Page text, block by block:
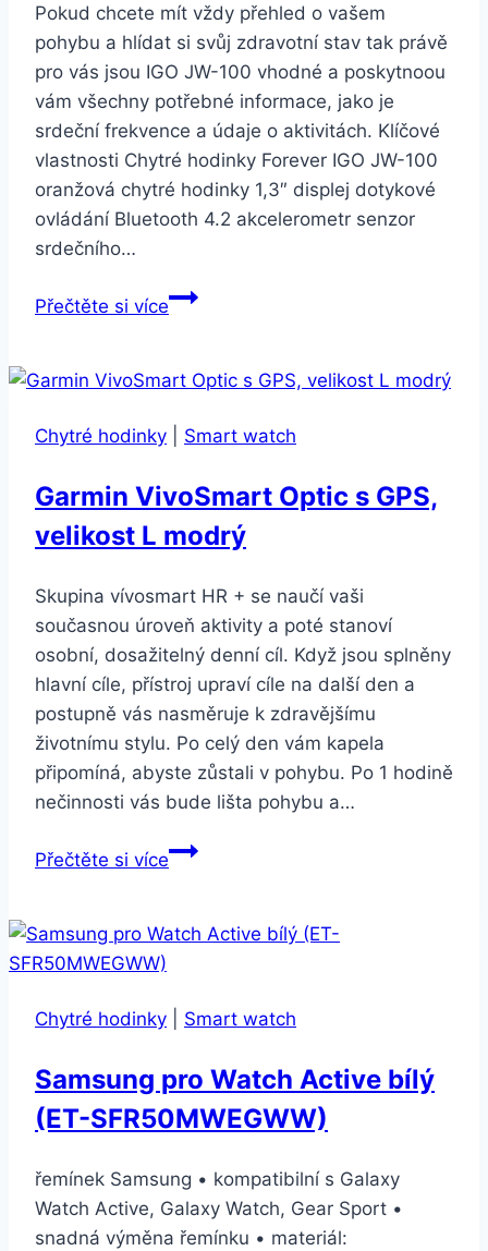
Pokud chcete mít vždy přehled o vašem
pohybu a hlídat si svůj zdravotní stav tak právě
pro vás jsou IGO JW-100 vhodné a poskytnoou
vám všechny potřebné informace, jako je
srdeční frekvence a údaje o aktivitách. Klíčové
vlastnosti Chytré hodinky Forever IGO JW-100
oranžová chytré hodinky 1,3″ displej dotykové
ovládání Bluetooth 4.2 akcelerometr senzor
srdečního…
Přečtěte si víceChytré
IGO
100
Chytré hodinky Smart watch
Garmin VivoSmart Optic s GPS,
velikost L modrý
Skupina vívosmart HR + se naučí vaši
současnou úroveň aktivity a poté stanoví
osobní, dosažitelný denní cíl. Když jsou splněny
hlavní cíle, přístroj upraví cíle na další den a
postupně vás nasměruje k zdravějšímu
životnímu stylu. Po celý den vám kapela
připomíná, abyste zůstali v pohybu. Po 1 hodině
nečinnosti vás bude lišta pohybu a…
Přečtěte si víceGarmin
s
L
Chytré hodinky Smart watch
Samsung pro Watch Active bílý
(ET-SFR50MWEGWW)
řemínek Samsung • kompatibilní s Galaxy
Watch Active, Galaxy Watch, Gear Sport •
snadná výměna řemínku • materiál: